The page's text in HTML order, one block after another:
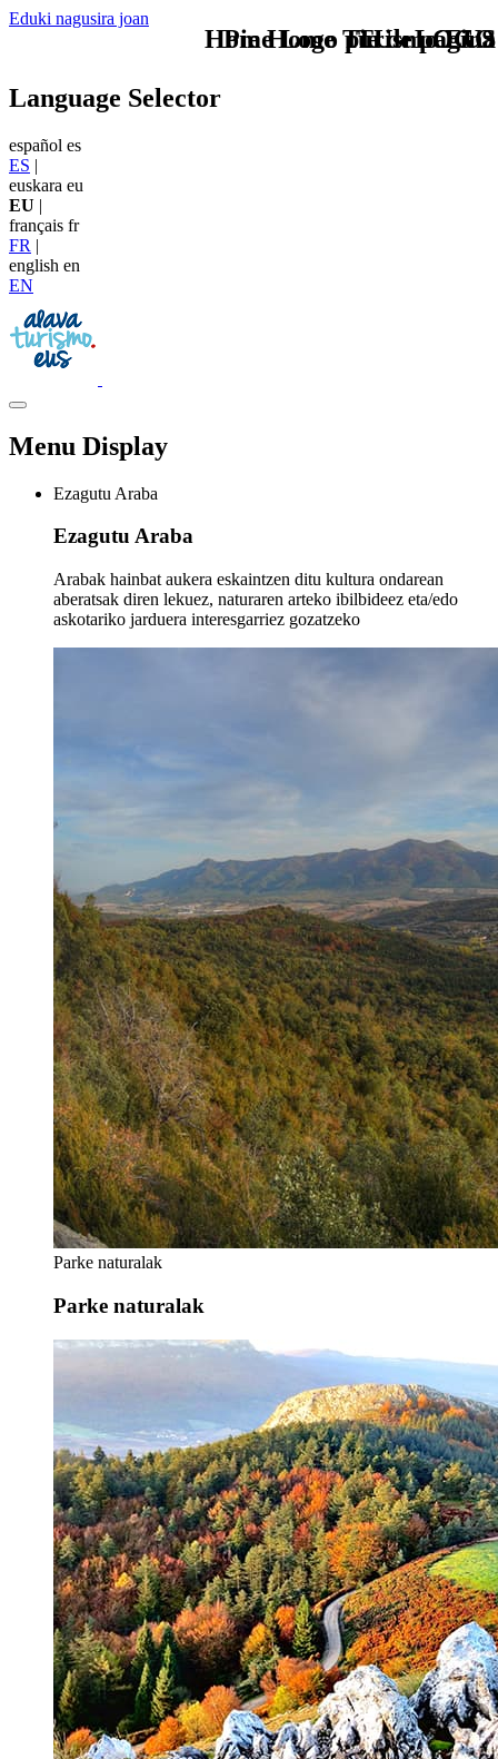
Eduki nagusira joan
TU - LOGO
Language Selector
español es
ES |
euskara eu
EU |
français fr
FR |
english en
EN
Menu Display
Ezagutu Araba
Ezagutu Araba
Arabak hainbat aukera eskaintzen ditu kultura ondarean
aberatsak diren lekuez, naturaren arteko ibilbideez eta/edo
askotariko jarduera interesgarriez gozatzeko
Parke naturalak
Parke naturalak
Home Logo pie de página
Pie Home Turismo EUS